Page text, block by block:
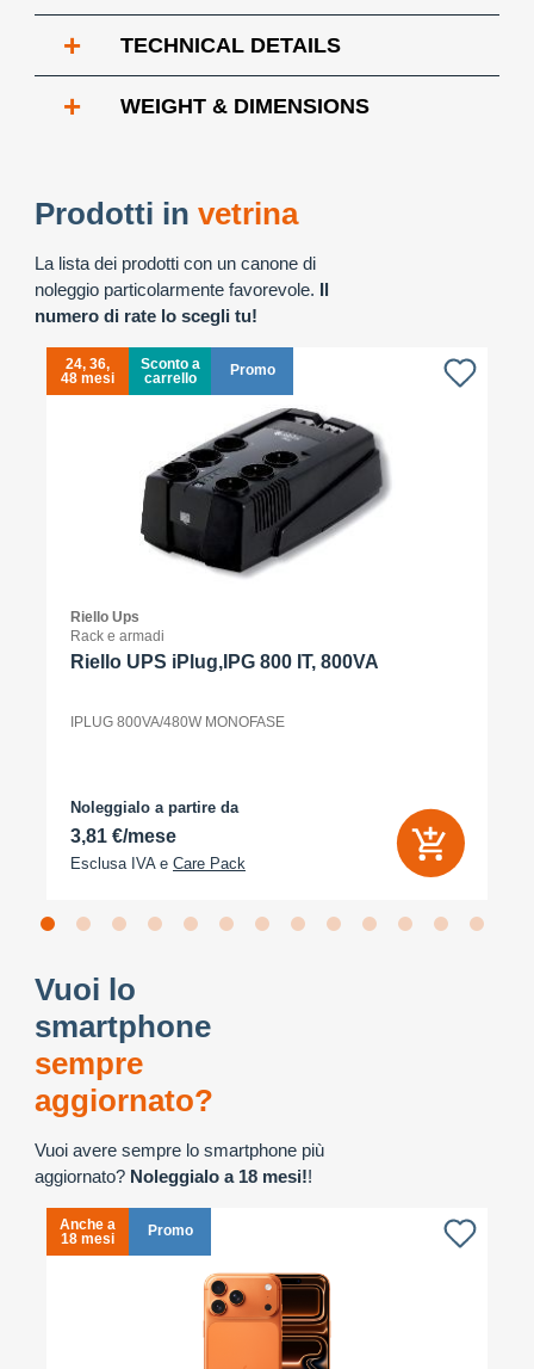
+
TECHNICAL DETAILS
+ WEIGHT & DIMENSIONS
Prodotti in vetrina
La lista dei prodotti con un canone di
noleggio particolarmente favorevole. Il
numero di rate lo scegli tu!
24, 36,
48 mesi
Sconto a
carrello
Promo
Riello Ups
Rack e armadi
Riello UPS iPlug,IPG 800 IT, 800VA
IPLUG 800VA/480W MONOFASE
Noleggialo a partire da
3,81 €/mese
Esclusa IVA e Care Pack
Vuoi lo
smartphone
sempre
aggiornato?
Vuoi avere sempre lo smartphone più
aggiornato? Noleggialo a 18 mesi!!
Anche a
18 mesi
Promo